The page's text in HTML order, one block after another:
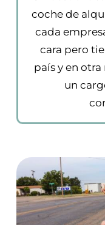
coche de
cada
cara pero
país y en
un